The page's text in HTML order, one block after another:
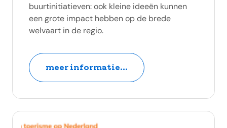
buurtinitiatieven: ook kleine ideeën kunnen
een grote impact hebben op de brede
welvaart in de regio.
meer informatie...